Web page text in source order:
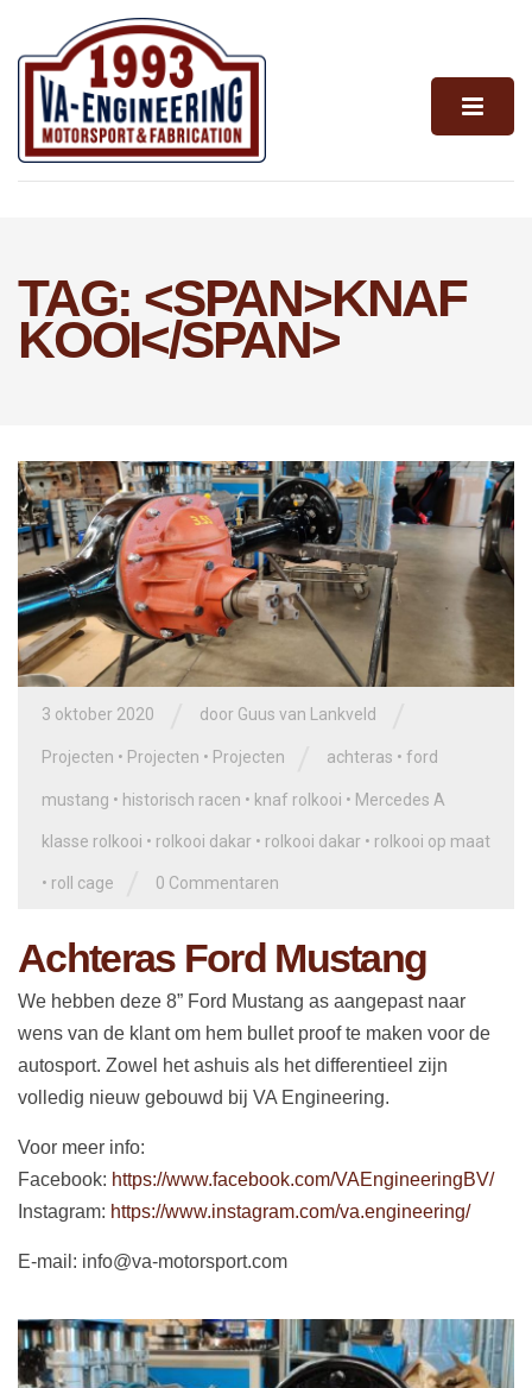
TAG: <SPAN>KNAF
KOOI</SPAN>
3 oktober 2020 door Guus van Lankveld
Projecten • Projecten • Projecten achteras • ford
mustang • historisch racen • knaf rolkooi • Mercedes A
klasse rolkooi • rolkooi dakar • rolkooi dakar • rolkooi op maat
• roll cage 0 Commentaren
Achteras Ford Mustang
We hebben deze 8” Ford Mustang as aangepast naar
wens van de klant om hem bullet proof te maken voor de
autosport. Zowel het ashuis als het differentieel zijn
volledig nieuw gebouwd bij VA Engineering.
Voor meer info:
Facebook: https://www.facebook.com/VAEngineeringBV/
Instagram: https://www.instagram.com/va.engineering/
E-mail: info@va-motorsport.com